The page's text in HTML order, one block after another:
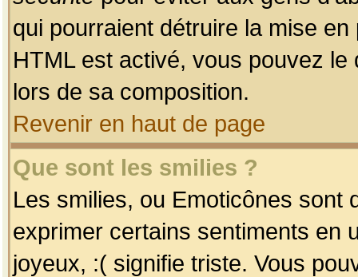
qui pourraient détruire la mise
HTML est activé, vous pouvez
lors de sa composition.
Revenir en haut de page
Que sont les smilies ?
Les smilies, ou Emoticônes sont
exprimer certains sentiments en
joyeux, :( signifie triste. Vous